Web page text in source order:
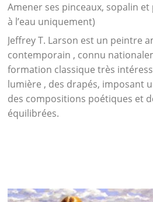
Amener ses pinceaux, sopalin
à l’eau uniquement)
Jeffrey T. Larson est un peintre
contemporain , connu
formation classique très
lumière , des drapés, imposant
des compositions poétiques et
équilibrées.